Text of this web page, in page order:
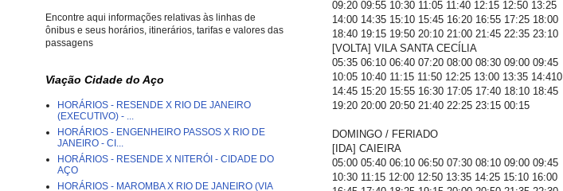
09:20 09:55 10:30 11:05 11:40 12:15 12:50 13:25
14:00 14:35 15:10 15:45 16:20 16:55 17:25 18:00
18:40 19:15 19:50 20:10 21:00 21:45 22:35 23:10
[VOLTA] VILA SANTA CECÍLIA
05:35 06:10 06:40 07:20 08:00 08:30 09:00 09:45
10:05 10:40 11:15 11:50 12:25 13:00 13:35 14:410
14:45 15:20 15:55 16:30 17:05 17:40 18:10 18:45
19:20 20:00 20:50 21:40 22:25 23:15 00:15
DOMINGO / FERIADO
[IDA] CAIEIRA
05:00 05:40 06:10 06:50 07:30 08:10 09:00 09:45
10:30 11:15 12:00 12:50 13:35 14:25 15:10 16:00
Encontre aqui informações relativas às linhas de
ônibus e seus horários, itinerários, tarifas e valores das
passagens
Viação Cidade do Aço
HORÁRIOS - RESENDE X RIO DE JANEIRO
(EXECUTIVO) - ...
HORÁRIOS - ENGENHEIRO PASSOS X RIO DE
JANEIRO - CI...
HORÁRIOS - RESENDE X NITERÓI - CIDADE DO
AÇO
HORÁRIOS - MAROMBA X RIO DE JANEIRO (VIA